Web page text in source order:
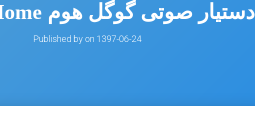
دستیار صوتی گوگل هوم Google Home
Published by on 1397-06-24